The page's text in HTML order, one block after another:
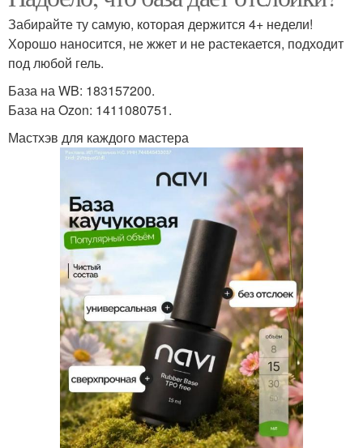
Забирайте ту самую, которая держится 4+ недели!
Хорошо наносится, не жжет и не растекается, подходит
под любой гель.
База на WB: 183157200.
База на Ozon: 1411080751.
Мастхэв для каждого мастера